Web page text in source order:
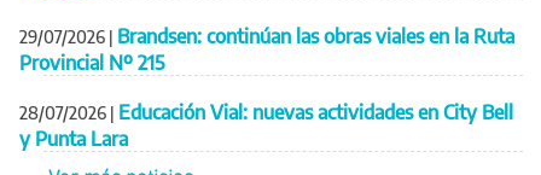
29/07/2026 | Brandsen: continúan las obras viales en la Ruta
Provincial Nº 215
28/07/2026 | Educación Vial: nuevas actividades en City Bell
y Punta Lara